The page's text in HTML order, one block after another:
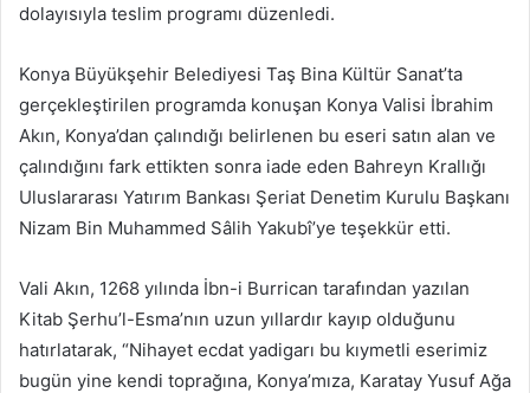
dolayısıyla teslim programı düzenledi.
Konya Büyükşehir Belediyesi Taş Bina Kültür Sanat’ta
gerçekleştirilen programda konuşan Konya Valisi İbrahim
Akın, Konya’dan çalındığı belirlenen bu eseri satın alan ve
çalındığını fark ettikten sonra iade eden Bahreyn Krallığı
Uluslararası Yatırım Bankası Şeriat Denetim Kurulu Başkanı
Nizam Bin Muhammed Sâlih Yakubî’ye teşekkür etti.
Vali Akın, 1268 yılında İbn-i Burrican tarafından yazılan
Kitab Şerhu’l-Esma’nın uzun yıllardır kayıp olduğunu
hatırlatarak, “Nihayet ecdat yadigarı bu kıymetli eserimiz
bugün yine kendi toprağına, Konya’mıza, Karatay Yusuf Ağa